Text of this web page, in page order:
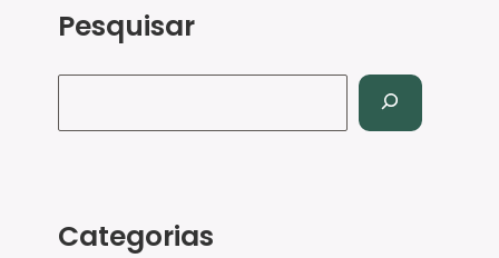
Pesquisar
Categorias